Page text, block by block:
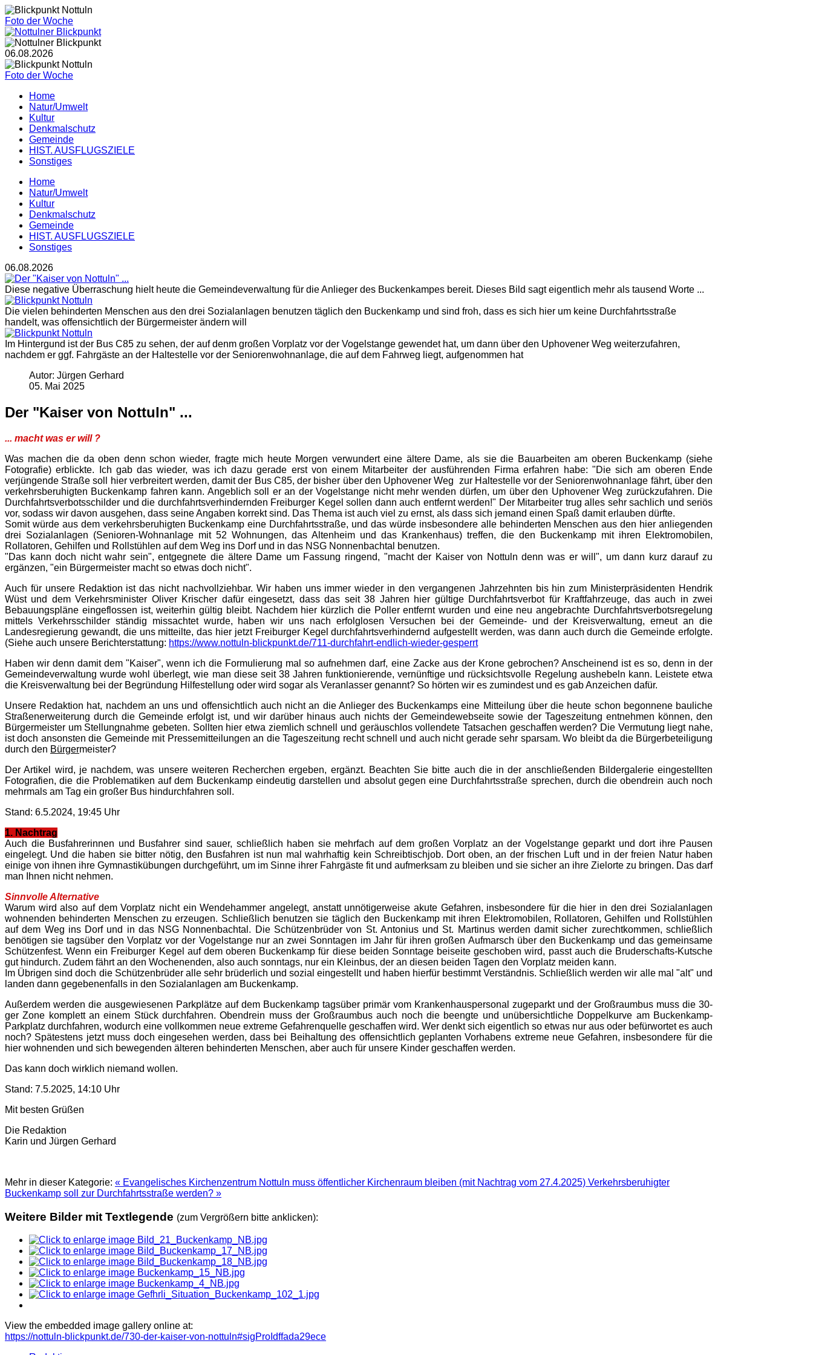
Foto der Woche
06.08.2026
Foto der Woche
Home
Natur/Umwelt
Kultur
Denkmalschutz
Gemeinde
HIST. AUSFLUGSZIELE
Sonstiges
Home
Natur/Umwelt
Kultur
Denkmalschutz
Gemeinde
HIST. AUSFLUGSZIELE
Sonstiges
06.08.2026
Diese negative Überraschung hielt heute die Gemeindeverwaltung für die Anlieger des Buckenkampes bereit. Dieses Bild sagt eigentlich mehr als tausend Worte ...
Die vielen behinderten Menschen aus den drei Sozialanlagen benutzen täglich den Buckenkamp und sind froh, dass es sich hier um keine Durchfahrtsstraße
handelt, was offensichtlich der Bürgermeister ändern will
Im Hintergund ist der Bus C85 zu sehen, der auf denm großen Vorplatz vor der Vogelstange gewendet hat, um dann über den Uphovener Weg weiterzufahren,
nachdem er ggf. Fahrgäste an der Haltestelle vor der Seniorenwohnanlage, die auf dem Fahrweg liegt, aufgenommen hat
Autor: Jürgen Gerhard
05. Mai 2025
Der "Kaiser von Nottuln" ...
... macht was er will ?
Was machen die da oben denn schon wieder, fragte mich heute Morgen verwundert eine ältere Dame, als sie die Bauarbeiten am oberen Buckenkamp (siehe
Fotografie) erblickte. Ich gab das wieder, was ich dazu gerade erst von einem Mitarbeiter der ausführenden Firma erfahren habe: "Die sich am oberen Ende
verjüngende Straße soll hier verbreitert werden, damit der Bus C85, der bisher über den Uphovener Weg zur Haltestelle vor der Seniorenwohnanlage fährt, über den
verkehrsberuhigten Buckenkamp fahren kann. Angeblich soll er an der Vogelstange nicht mehr wenden dürfen, um über den Uphovener Weg zurückzufahren. Die
Durchfahrtsverbotsschilder und die durchfahrtsverhindernden Freiburger Kegel sollen dann auch entfernt werden!" Der Mitarbeiter trug alles sehr sachlich und seriös
vor, sodass wir davon ausgehen, dass seine Angaben korrekt sind. Das Thema ist auch viel zu ernst, als dass sich jemand einen Spaß damit erlauben dürfte.
Somit würde aus dem verkehrsberuhigten Buckenkamp eine Durchfahrtsstraße, und das würde insbesondere alle behinderten Menschen aus den hier anliegenden
drei Sozialanlagen (Senioren-Wohnanlage mit 52 Wohnungen, das Altenheim und das Krankenhaus) treffen, die den Buckenkamp mit ihren Elektromobilen,
Rollatoren, Gehilfen und Rollstühlen auf dem Weg ins Dorf und in das NSG Nonnenbachtal benutzen.
"Das kann doch nicht wahr sein", entgegnete die ältere Dame um Fassung ringend, "macht der Kaiser von Nottuln denn was er will", um dann kurz darauf zu
ergänzen, "ein Bürgermeister macht so etwas doch nicht".
Auch für unsere Redaktion ist das nicht nachvollziehbar. Wir haben uns immer wieder in den vergangenen Jahrzehnten bis hin zum Ministerpräsidenten Hendrik
Wüst und dem Verkehrsminister Oliver Krischer dafür eingesetzt, dass das seit 38 Jahren hier gültige Durchfahrtsverbot für Kraftfahrzeuge, das auch in zwei
Bebauungspläne eingeflossen ist, weiterhin gültig bleibt. Nachdem hier kürzlich die Poller entfernt wurden und eine neu angebrachte Durchfahrtsverbotsregelung
mittels Verkehrsschilder ständig missachtet wurde, haben wir uns nach erfolglosen Versuchen bei der Gemeinde- und der Kreisverwaltung, erneut an die
Landesregierung gewandt, die uns mitteilte, das hier jetzt Freiburger Kegel durchfahrtsverhindernd aufgestellt werden, was dann auch durch die Gemeinde erfolgte.
(Siehe auch unsere Berichterstattung: https://www.nottuln-blickpunkt.de/711-durchfahrt-endlich-wieder-gesperrt
Haben wir denn damit dem "Kaiser", wenn ich die Formulierung mal so aufnehmen darf, eine Zacke aus der Krone gebrochen? Anscheinend ist es so, denn in der
Gemeindeverwaltung wurde wohl überlegt, wie man diese seit 38 Jahren funktionierende, vernünftige und rücksichtsvolle Regelung aushebeln kann. Leistete etwa
die Kreisverwaltung bei der Begründung Hilfestellung oder wird sogar als Veranlasser genannt? So hörten wir es zumindest und es gab Anzeichen dafür.
Unsere Redaktion hat, nachdem an uns und offensichtlich auch nicht an die Anlieger des Buckenkamps eine Mitteilung über die heute schon begonnene bauliche
Straßenerweiterung durch die Gemeinde erfolgt ist, und wir darüber hinaus auch nichts der Gemeindewebseite sowie der Tageszeitung entnehmen können, den
Bürgermeister um Stellungnahme gebeten. Sollten hier etwa ziemlich schnell und geräuschlos vollendete Tatsachen geschaffen werden? Die Vermutung liegt nahe,
ist doch ansonsten die Gemeinde mit Pressemitteilungen an die Tageszeitung recht schnell und auch nicht gerade sehr sparsam. Wo bleibt da die Bürgerbeteiligung
durch den Bürgermeister?
Der Artikel wird, je nachdem, was unsere weiteren Recherchen ergeben, ergänzt. Beachten Sie bitte auch die in der anschließenden Bildergalerie eingestellten
Fotografien, die die Problematiken auf dem Buckenkamp eindeutig darstellen und absolut gegen eine Durchfahrtsstraße sprechen, durch die obendrein auch noch
mehrmals am Tag ein großer Bus hindurchfahren soll.
Stand: 6.5.2024, 19:45 Uhr
1. Nachtrag
Auch die Busfahrerinnen und Busfahrer sind sauer, schließlich haben sie mehrfach auf dem großen Vorplatz an der Vogelstange geparkt und dort ihre Pausen
eingelegt. Und die haben sie bitter nötig, den Busfahren ist nun mal wahrhaftig kein Schreibtischjob. Dort oben, an der frischen Luft und in der freien Natur haben
einige von ihnen ihre Gymnastikübungen durchgeführt, um im Sinne ihrer Fahrgäste fit und aufmerksam zu bleiben und sie sicher an ihre Zielorte zu bringen. Das darf
man Ihnen nicht nehmen.
Sinnvolle Alternative
Warum wird also auf dem Vorplatz nicht ein Wendehammer angelegt, anstatt unnötigerweise akute Gefahren, insbesondere für die hier in den drei Sozialanlagen
wohnenden behinderten Menschen zu erzeugen. Schließlich benutzen sie täglich den Buckenkamp mit ihren Elektromobilen, Rollatoren, Gehilfen und Rollstühlen
auf dem Weg ins Dorf und in das NSG Nonnenbachtal. Die Schützenbrüder von St. Antonius und St. Martinus werden damit sicher zurechtkommen, schließlich
benötigen sie tagsüber den Vorplatz vor der Vogelstange nur an zwei Sonntagen im Jahr für ihren großen Aufmarsch über den Buckenkamp und das gemeinsame
Schützenfest. Wenn ein Freiburger Kegel auf dem oberen Buckenkamp für diese beiden Sonntage beiseite geschoben wird, passt auch die Bruderschafts-Kutsche
gut hindurch. Zudem fährt an den Wochenenden, also auch sonntags, nur ein Kleinbus, der an diesen beiden Tagen den Vorplatz meiden kann.
Im Übrigen sind doch die Schützenbrüder alle sehr brüderlich und sozial eingestellt und haben hierfür bestimmt Verständnis. Schließlich werden wir alle mal "alt" und
landen dann gegebenenfalls in den Sozialanlagen am Buckenkamp.
Außerdem werden die ausgewiesenen Parkplätze auf dem Buckenkamp tagsüber primär vom Krankenhauspersonal zugeparkt und der Großraumbus muss die 30-
ger Zone komplett an einem Stück durchfahren. Obendrein muss der Großraumbus auch noch die beengte und unübersichtliche Doppelkurve am Buckenkamp-
Parkplatz durchfahren, wodurch eine vollkommen neue extreme Gefahrenquelle geschaffen wird. Wer denkt sich eigentlich so etwas nur aus oder befürwortet es auch
noch? Spätestens jetzt muss doch eingesehen werden, dass bei Beihaltung des offensichtlich geplanten Vorhabens extreme neue Gefahren, insbesondere für die
hier wohnenden und sich bewegenden älteren behinderten Menschen, aber auch für unsere Kinder geschaffen werden.
Das kann doch wirklich niemand wollen.
Stand: 7.5.2025, 14:10 Uhr
Mit besten Grüßen
Die Redaktion
Karin und Jürgen Gerhard
Mehr in dieser Kategorie: « Evangelisches Kirchenzentrum Nottuln muss öffentlicher Kirchenraum bleiben (mit Nachtrag vom 27.4.2025) Verkehrsberuhigter
Buckenkamp soll zur Durchfahrtsstraße werden? »
Weitere Bilder mit Textlegende (zum Vergrößern bitte anklicken):
View the embedded image gallery online at:
https://nottuln-blickpunkt.de/730-der-kaiser-von-nottuln#sigProIdffada29ece